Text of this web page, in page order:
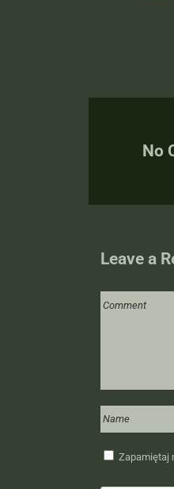
No
Leave a
Zapamiętaj